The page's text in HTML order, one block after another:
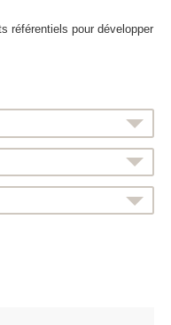
référentiels pour développer